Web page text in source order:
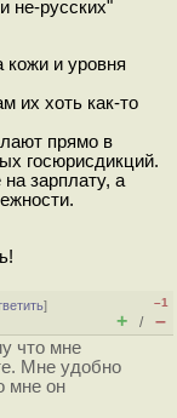
не-русских"
кожи и уровня
их хоть как-то
прямо в
госюрисдикций.
зарплату, а
]
–1
+ / –
что мне
Мне удобно
мне он